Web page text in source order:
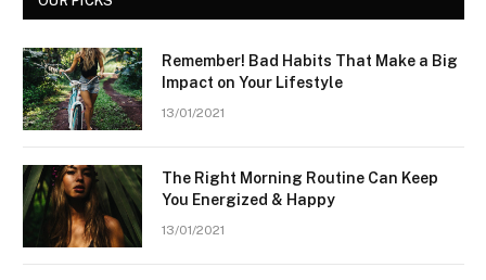
Remember! Bad Habits That Make a Big
Impact on Your Lifestyle
13/01/2021
The Right Morning Routine Can Keep
You Energized & Happy
13/01/2021